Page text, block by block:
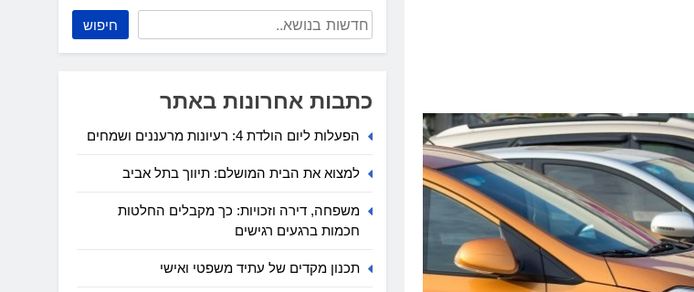
חיפוש
כתבות אחרונות באתר
הפעלות ליום הולדת 4: רעיונות מרעננים ושמחים
למצוא את הבית המושלם: תיווך בתל אביב
משפחה, דירה וזכויות: כך מקבלים החלטות
חכמות ברגעים רגישים
תכנון מקדים של עתיד משפטי ואישי